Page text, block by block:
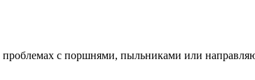
с поршнями, пыльниками или